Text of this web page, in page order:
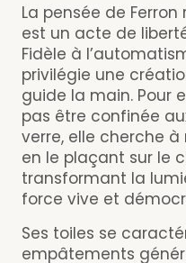
La pensée de Ferron
est un acte de
Fidèle à
privilégie une
guide la main. Pour
pas être confinée
verre, elle cherche à
en le plaçant sur le
transformant la
force vive et
Ses toiles se
empâtements